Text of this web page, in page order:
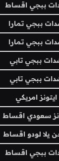
ببجي اقساط
ببجي تمارا
ببجي تمارا
ببجي تابي
ببجي تابي
ايتونز امريكي
سعودي اقساط
يلا لودو اقساط
ببجي اقساط